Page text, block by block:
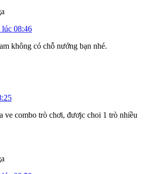
lúc 08:46
không có chỗ nướng bạn nhé.
ve combo trò chơi, đươjc choi 1 trò nhiều